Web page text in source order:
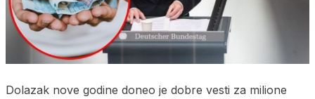
Dolazak nove godine doneo je dobre vesti za milione